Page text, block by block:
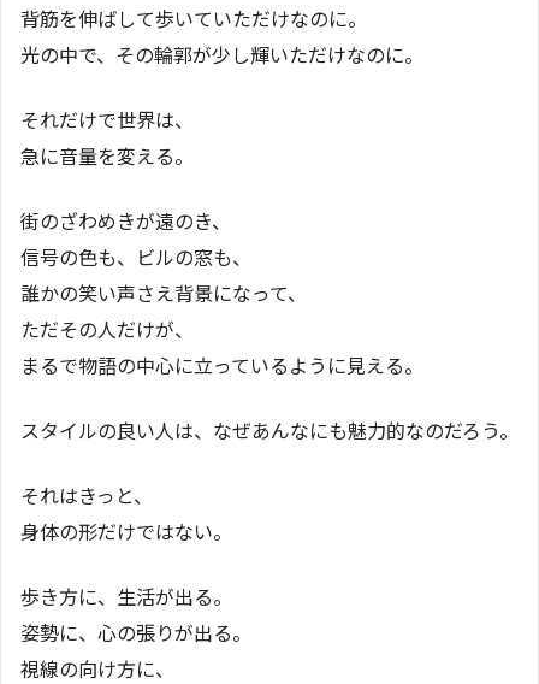
背筋を伸ばして歩いていただけなのに。
光の中で、その輪郭が少し輝いただけなのに。
それだけで世界は、
急に音量を変える。
街のざわめきが遠のき、
信号の色も、ビルの窓も、
誰かの笑い声さえ背景になって、
ただその人だけが、
まるで物語の中心に立っているように見える。
スタイルの良い人は、なぜあんなにも魅力的なのだろう。
それはきっと、
身体の形だけではない。
歩き方に、生活が出る。
姿勢に、心の張りが出る。
視線の向け方に、